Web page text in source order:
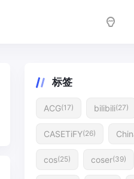
标签
ACG(17) bilibili(27)
CASETiFY(26)
cos(25) coser(39)